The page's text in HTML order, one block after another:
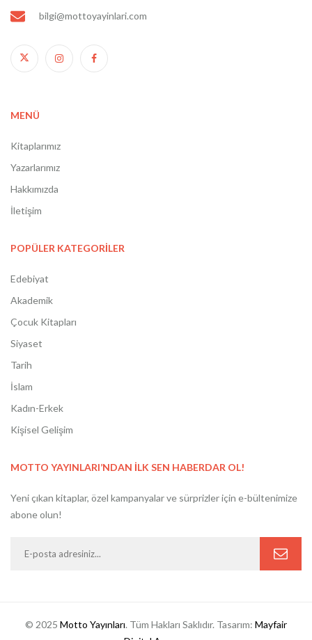
bilgi@mottoyayinlari.com
MENÜ
Kitaplarımız
Yazarlarımız
Hakkımızda
İletişim
POPÜLER KATEGORİLER
Edebiyat
Akademik
Çocuk Kitapları
Siyaset
Tarih
İslam
Kadın-Erkek
Kişisel Gelişim
MOTTO YAYINLARI’NDAN İLK SEN HABERDAR OL!
Yeni çıkan kitaplar, özel kampanyalar ve sürprizler için e-bültenimize
abone olun!
© 2025 Motto Yayınları. Tüm Hakları Saklıdır. Tasarım: Mayfair